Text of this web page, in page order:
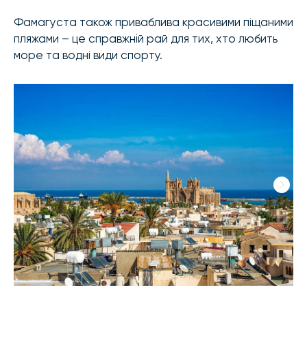
Фамагуста також приваблива красивими піщаними
пляжами – це справжній рай для тих, хто любить
море та водні види спорту.